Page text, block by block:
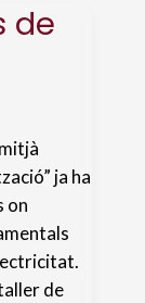
de
ja ha
on
de